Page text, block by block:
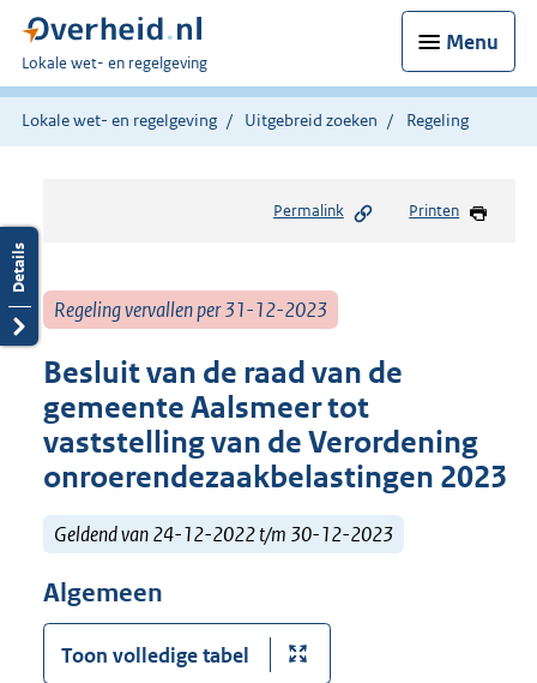
Menu
U
bent
hier:
Lokale wet- en regelgeving
Lokale wet- en regelgeving Uitgebreid zoeken Regeling
Permalink Printen
Regeling vervallen per 31-12-2023
Besluit van de raad van de
gemeente Aalsmeer tot
vaststelling van de Verordening
onroerendezaakbelastingen 2023
Geldend van 24-12-2022 t/m 30-12-2023
Algemeen
Toon volledige tabel